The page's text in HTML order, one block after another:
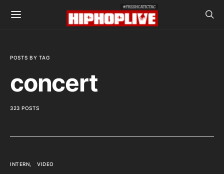
POSTS BY TAG
concert
323 POSTS
INTERN VIDEO